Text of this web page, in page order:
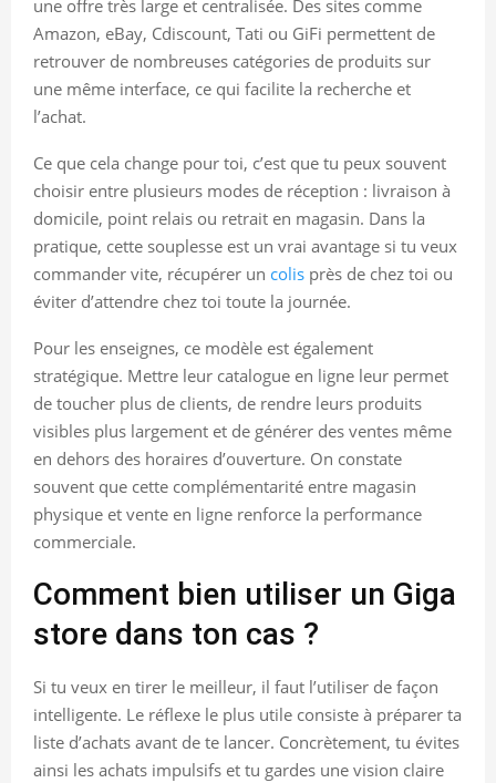
une offre très large et centralisée. Des sites comme
Amazon, eBay, Cdiscount, Tati ou GiFi permettent de
retrouver de nombreuses catégories de produits sur
une même interface, ce qui facilite la recherche et
l’achat.
Ce que cela change pour toi, c’est que tu peux souvent
choisir entre plusieurs modes de réception : livraison à
domicile, point relais ou retrait en magasin. Dans la
pratique, cette souplesse est un vrai avantage si tu veux
commander vite, récupérer un colis près de chez toi ou
éviter d’attendre chez toi toute la journée.
Pour les enseignes, ce modèle est également
stratégique. Mettre leur catalogue en ligne leur permet
de toucher plus de clients, de rendre leurs produits
visibles plus largement et de générer des ventes même
en dehors des horaires d’ouverture. On constate
souvent que cette complémentarité entre magasin
physique et vente en ligne renforce la performance
commerciale.
Comment bien utiliser un Giga
store dans ton cas ?
Si tu veux en tirer le meilleur, il faut l’utiliser de façon
intelligente. Le réflexe le plus utile consiste à préparer ta
liste d’achats avant de te lancer. Concrètement, tu évites
ainsi les achats impulsifs et tu gardes une vision claire